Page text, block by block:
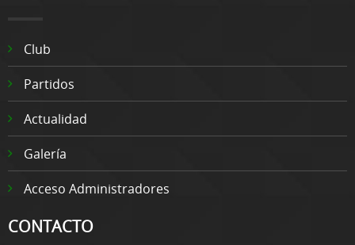
Club
Partidos
Actualidad
Galería
Acceso Administradores
CONTACTO